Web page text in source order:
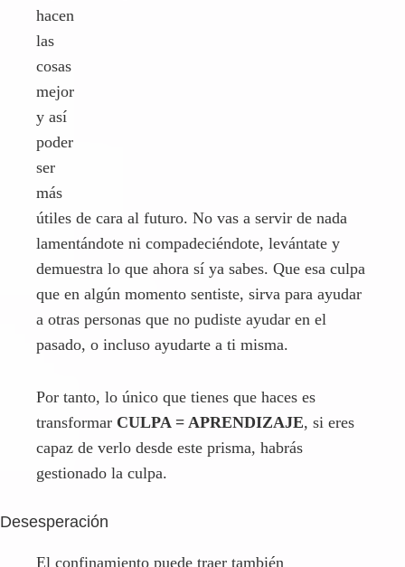
ser
más
útiles de cara al futuro. No vas a servir de nada
lamentándote ni compadeciéndote, levántate y
demuestra lo que ahora sí ya sabes. Que esa culpa
que en algún momento sentiste, sirva para ayudar
a otras personas que no pudiste ayudar en el
pasado, o incluso ayudarte a ti misma.
Por tanto, lo único que tienes que haces es
transformarCULPA = APRENDIZAJE , si eres
capaz de verlo desde este prisma, habrás
gestionado la culpa.
El confinamiento puede traer también
sentimientos de desesperación por la falta de
libertad, los límites impuestos, las medidas
restrictivas, y cualquier otra medida que angustie
mucho tiempo en casa. Estamos acostumbrados a
ser más activos, hacer planes, salir a tomar algo